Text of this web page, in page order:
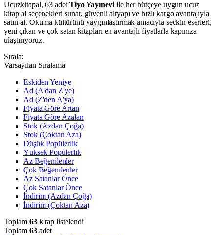
Ucuzkitapal, 63 adet Tiyo Yayınevi ile her bütçeye uygun ucuz
kitap al seçenekleri sunar, güvenli altyapı ve hızlı kargo avantajıyla
satın al. Okuma kültürünü yaygınlaştırmak amacıyla seçkin eserleri,
yeni çıkan ve çok satan kitapları en avantajlı fiyatlarla kapınıza
ulaştırıyoruz.
Sırala:
Varsayılan Sıralama
Eskiden Yeniye
Ad (A'dan Z'ye)
Ad (Z'den A'ya)
Fiyata Göre Artan
Fiyata Göre Azalan
Stok (Azdan Çoğa)
Stok (Çoktan Aza)
Düşük Popülerlik
Yüksek Popülerlik
Az Beğenilenler
Çok Beğenilenler
Az Satanlar Önce
Çok Satanlar Önce
İndirim (Azdan Çoğa)
İndirim (Çoktan Aza)
Toplam 63 kitap listelendi
Toplam 63 adet